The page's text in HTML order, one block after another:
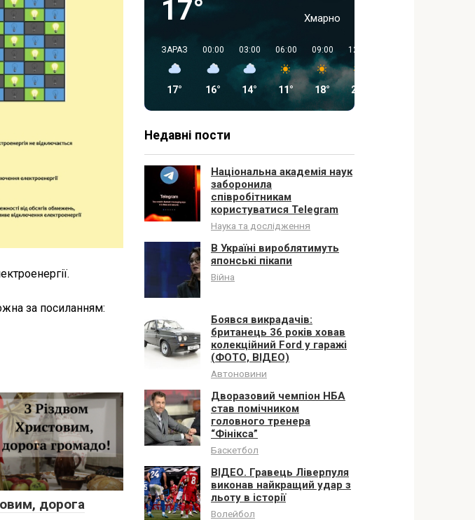
за посиланням:
дорога
17° Хмарно
ЗАРАЗ
17°
00:00
16°
03:00
14°
06:00
11°
09:00
18°
12:00
23°
Недавні пости
Національна академія наук
заборонила
співробітникам
користуватися Telegram
Наука та дослідження
В Україні вироблятимуть
японські пікапи
Війна
Боявся викрадачів:
британець 36 років ховав
колекційний Ford у гаражі
(ФОТО, ВІДЕО)
Автоновини
Дворазовий чемпіон НБА
став помічником
головного тренера
“Фінікса”
Баскетбол
ВІДЕО. Гравець Ліверпуля
виконав найкращий удар з
льоту в історії
Волейбол